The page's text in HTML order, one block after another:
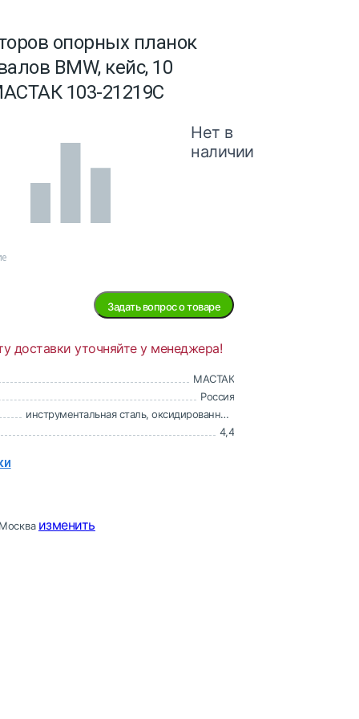
опорных планок
BMW, кейс, 10
103-21219C
Нет в
наличии
Задать вопрос о товаре
доставки уточняйте у менеджера!
МАСТАК
Россия
инструментальная сталь, оксидированное покрытие
4,4
Москва изменить